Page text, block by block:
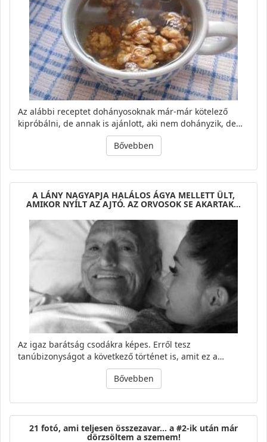
Az alábbi receptet dohányosoknak már-már kötelező
kipróbálni, de annak is ajánlott, aki nem dohányzik, de…
Bővebben
A LÁNY NAGYAPJA HALÁLOS ÁGYA MELLETT ÜLT,
AMIKOR NYÍLT AZ AJTÓ. AZ ORVOSOK SE AKARTAK…
Az igaz barátság csodákra képes. Erről tesz
tanúbizonyságot a következő történet is, amit ez a…
Bővebben
21 fotó, ami teljesen összezavar… a #2-ik után már
dörzsöltem a szemem!